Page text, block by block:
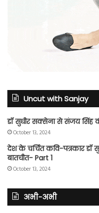
Uncut with Sanjay
डॉ सुधीर सक्सेना से संजय सिंह
October 13, 2024
देश के चर्चित कवि-पत्रकार
बातचीत- Part 1
October 13, 2024
अभी-अभी